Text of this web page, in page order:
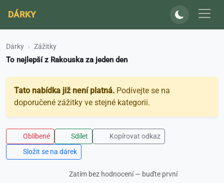
DÁRKY
Dárky Zážitky
To nejlepší z Rakouska za jeden den
Tato nabídka již není platná. Podívejte se na
doporučené zážitky ve stejné kategorii.
Oblíbené Sdílet
Kopírovat odkaz
Složit se na dárek
Zatím bez hodnocení — buďte první